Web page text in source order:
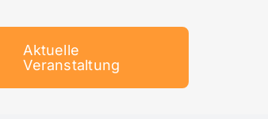
Aktuelle
Veranstaltung